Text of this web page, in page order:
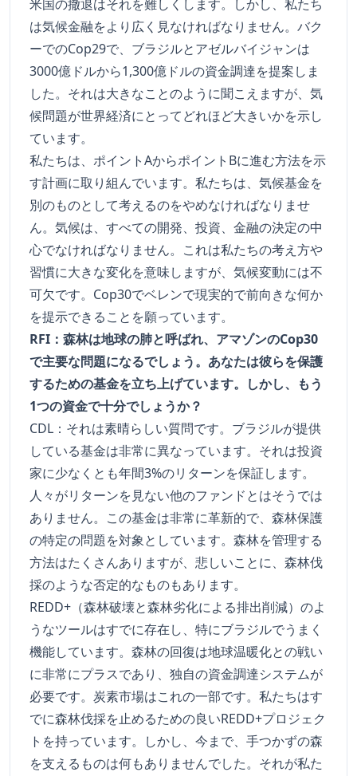
米国の撤退はそれを難しくします。しかし、私たち
は気候金融をより広く見なければなりません。バク
ーでのCop29で、ブラジルとアゼルバイジャンは
3000億ドルから1,300億ドルの資金調達を提案しま
した。それは大きなことのように聞こえますが、気
候問題が世界経済にとってどれほど大きいかを示し
ています。
私たちは、ポイントAからポイントBに進む方法を示
す計画に取り組んでいます。私たちは、気候基金を
別のものとして考えるのをやめなければなりませ
ん。気候は、すべての開発、投資、金融の決定の中
心でなければなりません。これは私たちの考え方や
習慣に大きな変化を意味しますが、気候変動には不
可欠です。Cop30でベレンで現実的で前向きな何か
を提示できることを願っています。
RFI：森林は地球の肺と呼ばれ、アマゾンのCop30
で主要な問題になるでしょう。あなたは彼らを保護
するための基金を立ち上げています。しかし、もう
1つの資金で十分でしょうか？
CDL：それは素晴らしい質問です。ブラジルが提供
している基金は非常に異なっています。それは投資
家に少なくとも年間3%のリターンを保証します。
人々がリターンを見ない他のファンドとはそうでは
ありません。この基金は非常に革新的で、森林保護
の特定の問題を対象としています。森林を管理する
方法はたくさんありますが、悲しいことに、森林伐
採のような否定的なものもあります。
REDD+（森林破壊と森林劣化による排出削減）のよ
うなツールはすでに存在し、特にブラジルでうまく
機能しています。森林の回復は地球温暖化との戦い
に非常にプラスであり、独自の資金調達システムが
必要です。炭素市場はこれの一部です。私たちはす
でに森林伐採を止めるための良いREDD+プロジェク
トを持っています。しかし、今まで、手つかずの森
を支えるものは何もありませんでした。それが私た